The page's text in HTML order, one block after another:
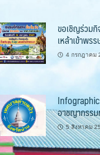
ขอเชิญร่วม
เหล้าเข้าพร
4 กรกฎาคม
อาชญากรรม
5 สิงหาคม